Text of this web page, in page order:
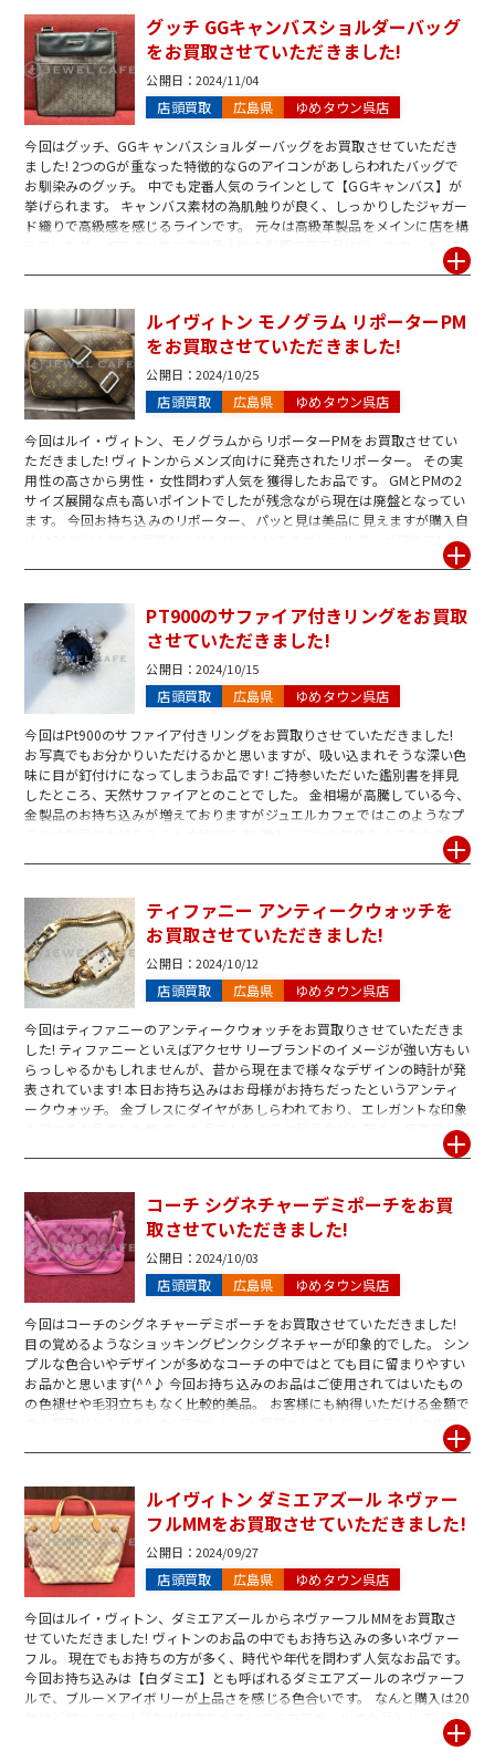
手の他にも年賀・官製はがき、テレホンカードなども随時お買取り中です!
切手でお困りの際は是非ジュエルカフェにご相談ください! スタッフ一
同、心よりお待ちしております。
グッチ GGキャンバスショルダーバッグ
をお買取させていただきました!
公開日： 2024/11/04
店頭買取 広島県 ゆめタウン呉店
今回はグッチ、GGキャンバスショルダーバッグをお買取させていただき
ました! 2つのGが重なった特徴的なGのアイコンがあしらわれたバッグで
お馴染みのグッチ。 中でも定番人気のラインとして【GGキャンバス】が
挙げられます。 キャンバス素材の為肌触りが良く、しっかりしたジャガー
ド織りで高級感を感じるラインです。 元々は高級革製品をメインに店を構
えていたグッチですが第二次世界大戦の影響で革不足に陥った為、キャン
バス生地を代用品としたというエピソードがあります。 今でこそ定番ライ
ザインと言えます。 今回お持ち込みのお品もキャンバス素材でしっかりし
ており、年月をあまり感じさせないお品状態でした♪ ジュエルカフェでは
グッチはもちろん、ヴィトン、エルメス、シャネルの代表的なブランドを
好評お買取り中です。 お悩みのお品があれば是非いつでもご相談くださ
い!
ルイヴィトン モノグラム リポーターPM
をお買取させていただきました!
公開日： 2024/10/25
店頭買取 広島県 ゆめタウン呉店
今回はルイ・ヴィトン、モノグラムからリポーターPMをお買取させてい
ただきました! ヴィトンからメンズ向けに発売されたリポーター。 その実
用性の高さから男性・女性問わず人気を獲得したお品です。 GMとPMの2
サイズ展開な点も高いポイントでしたが残念ながら現在は廃盤となってい
ます。 今回お持ち込みのリポーター、パッと見は美品に見えますが購入自
体は20年以上前! お写真だと分かりにくいですがショルダーが切れてしま
っているお品でした。 リポーターのショルダー部分は他のヴィトンショル
います。 そうなってしまった場合、買取金額の大幅な低下に繋がってしま
うので要注意です! ジュエルカフェではヴィトンであれば新作はもちろ
ん、古いお品、壊れているお品でも大歓迎です♪ もしお考えのお品があれ
ば是非ご相談ください! スタッフ一同心よりお待ちしております!
PT900のサファイア付きリングをお買取
させていただきました!
公開日： 2024/10/15
店頭買取 広島県 ゆめタウン呉店
今回はPt900のサファイア付きリングをお買取りさせていただきました!
お写真でもお分かりいただけるかと思いますが、吸い込まれそうな深い色
味に目が釘付けになってしまうお品です! ご持参いただいた鑑別書を拝見
したところ、天然サファイアとのことでした。 金相場が高騰している今、
金製品のお持ち込みが増えておりますがジュエルカフェではこのようなプ
ラチナ製品のお持ち込みも大歓迎です! 購入してから勿体なくて中々身に
着けられなかった…とのお話からお綺麗なケースと鑑別書をセットでお持
がアップできる可能性がございます! もしご自宅にある場合は是非ご一緒
にお持ち込みください♪ 貴金属、ブランド品、金券など不要なお品がござ
いましたらお気軽にご相談を♪ ジュエルカフェ呉店は皆様のご来店をお待
ちしております!
ティファニー アンティークウォッチを
お買取させていただきました!
公開日： 2024/10/12
店頭買取 広島県 ゆめタウン呉店
今回はティファニーのアンティークウォッチをお買取りさせていただきま
した! ティファニーといえばアクセサリーブランドのイメージが強い方もい
らっしゃるかもしれませんが、昔から現在まで様々なデザインの時計が発
表されています! 本日お持ち込みはお母様がお持ちだったというアンティ
ークウォッチ。 金ブレスにダイヤがあしらわれており、エレガントな印象
を受けるお品でした♥ 古いお品でしたので付属品なども無く、使用感もご
ざいましたが他にも多数お品をお持ち込みくださったのもあり、こちらも
時計はもちろん、アクセサリーもお買取り中です。 その他ブランドジュエ
リーも幅広くお買取りしておりますので、気になるお品があれば是非お気
軽にお問い合わせください! ジュエルカフェ呉店は皆様のご来店をお待ち
しております!
コーチ シグネチャーデミポーチをお買
取させていただきました!
公開日： 2024/10/03
店頭買取 広島県 ゆめタウン呉店
今回はコーチのシグネチャーデミポーチをお買取させていただきました!
目の覚めるようなショッキングピンクシグネチャーが印象的でした。 シン
プルな色合いやデザインが多めなコーチの中ではとても目に留まりやすい
お品かと思います(^^♪ 今回お持ち込みのお品はご使用されてはいたもの
の色褪せや毛羽立ちもなく比較的美品。 お客様にも納得いただける金額で
のお買取りとなりました! アウトレット展開もしており、ブランドの中で
も手に取りやすい価格帯が魅力的なコーチ。 キャンバス素材のものが多い
ランド品は繊細な素材を使用して作られていることが多い為、コーチに限
らず売却をお考えのお品があれば今一度ご確認ください! ジュエルカフェ
では古いお品から新作まで幅広くお買取りしています! このブランドは買
い取ってもらえる?などのご質問・ご相談いつでもお待ちしております!
ルイヴィトン ダミエアズール ネヴァー
フルMMをお買取させていただきました!
公開日： 2024/09/27
店頭買取 広島県 ゆめタウン呉店
今回はルイ・ヴィトン、ダミエアズールからネヴァーフルMMをお買取さ
せていただきました! ヴィトンのお品の中でもお持ち込みの多いネヴァー
フル。 現在でもお持ちの方が多く、時代や年代を問わず人気なお品です。
今回お持ち込みは【白ダミエ】とも呼ばれるダミエアズールのネヴァーフ
ルで、ブルー×アイボリーが上品さを感じる色合いです。 なんと購入は20
年ほど前とのこと! 汚れが目立ちやすいダミエアズールのお品としては驚
愕するほどの美品でした。 箱・袋の付属品こそありませんでしたが、お品